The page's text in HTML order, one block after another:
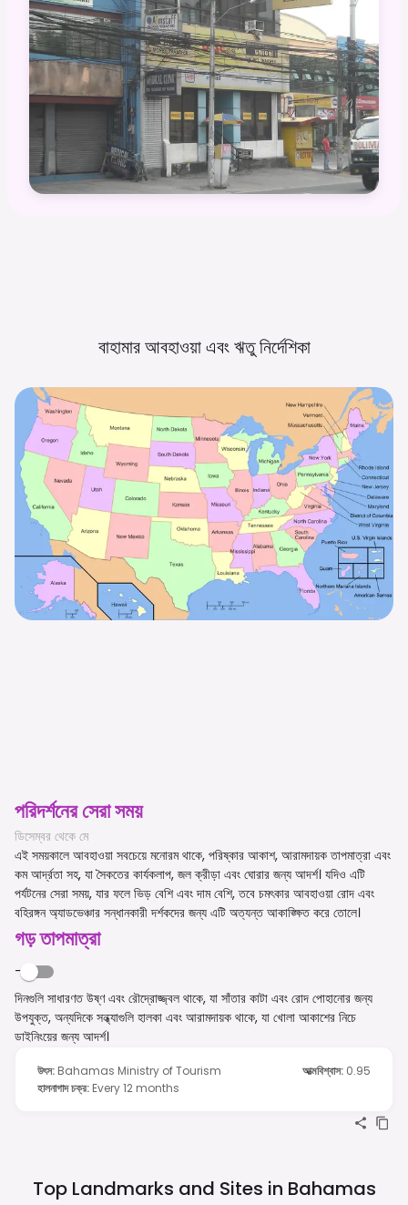
বাহামার আবহাওয়া এবং ঋতুনির্দেশিকা
পরিদর্শনের সেরা সময়
ডিসেম্বর থেকে মে
এই সময়কালে আবহাওয়া সবচেয়ে মনোরম থাকে, পরিষ্কার আকাশ, আরামদায়ক তাপমাত্রা এবং
কম আর্দ্রতা সহ, যা সৈকতের কার্যকলাপ, জল ক্রীড়া এবং ঘোরার জন্য আদর্শ। যদিও এটি
পর্যটনের সেরা সময়, যার ফলে ভিড় বেশি এবং দাম বেশি, তবে চমৎকার আবহাওয়া রোদ এবং
বহিরঙ্গন অ্যাডভেঞ্চার সন্ধানকারী দর্শকদের জন্য এটি অত্যন্ত আকাঙ্ক্ষিত করে তোলে।
গড় তাপমাত্রা
-
দিনগুলি সাধারণত উষ্ণ এবং রৌদ্রোজ্জ্বল থাকে, যা সাঁতার কাটা এবং রোদ পোহানোর জন্য
উপযুক্ত, অন্যদিকে সন্ধ্যাগুলি হালকা এবং আরামদায়ক থাকে, যা খোলা আকাশের নিচে
ডাইনিংয়ের জন্য আদর্শ।
উৎস: Bahamas Ministry of Tourism আত্মবিশ্বাস: 0.95
হালনাগাদ চক্র: Every 12 months
Top Landmarks and Sites in Bahamas